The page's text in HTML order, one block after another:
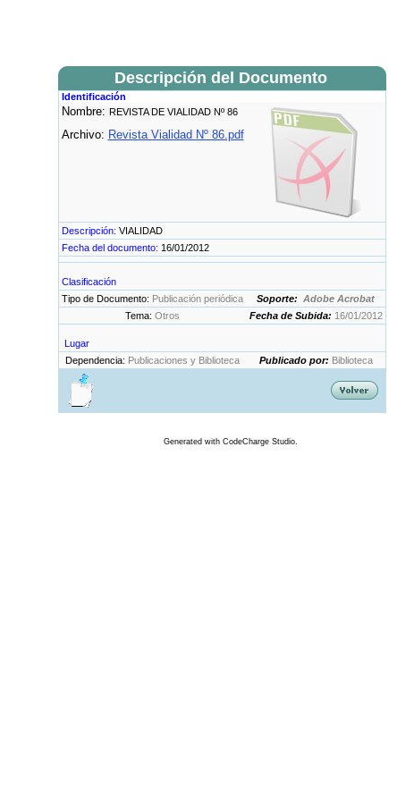
Descripción del Documento
Identificación
Nombre: REVISTA DE VIALIDAD Nº 86
Archivo: Revista Vialidad Nº 86.pdf
Descripción: VIALIDAD
Fecha del documento: 16/01/2012
Clasificación
Tipo de Documento: Publicación periódica Soporte: Adobe Acrobat
Tema: Otros Fecha de Subida: 16/01/2012
Lugar
Dependencia: Publicaciones y Biblioteca Publicado por: Biblioteca
Generated with CodeCharge Studio.